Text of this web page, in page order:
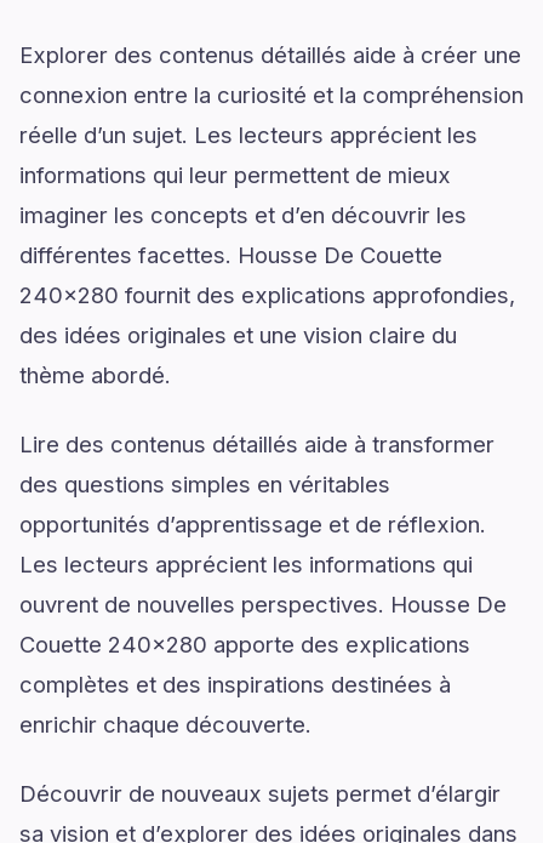
Explorer des contenus détaillés aide à créer une
connexion entre la curiosité et la compréhension
réelle d’un sujet. Les lecteurs apprécient les
informations qui leur permettent de mieux
imaginer les concepts et d’en découvrir les
différentes facettes. Housse De Couette
240x280 fournit des explications approfondies,
des idées originales et une vision claire du
thème abordé.
Lire des contenus détaillés aide à transformer
des questions simples en véritables
opportunités d’apprentissage et de réflexion.
Les lecteurs apprécient les informations qui
ouvrent de nouvelles perspectives. Housse De
Couette 240x280 apporte des explications
complètes et des inspirations destinées à
enrichir chaque découverte.
Découvrir de nouveaux sujets permet d’élargir
sa vision et d’explorer des idées originales dans